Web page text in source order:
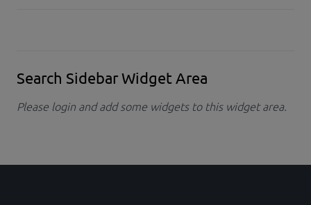
Search Sidebar Widget Area
Please login and add some widgets to this widget area.